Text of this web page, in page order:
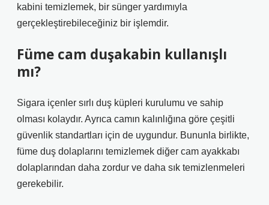
kabini temizlemek, bir sünger yardımıyla
gerçekleştirebileceğiniz bir işlemdir.
Füme cam duşakabin kullanışlı
mı?
Sigara içenler sırlı duş küpleri kurulumu ve sahip
olması kolaydır. Ayrıca camın kalınlığına göre çeşitli
güvenlik standartları için de uygundur. Bununla birlikte,
füme duş dolaplarını temizlemek diğer cam ayakkabı
dolaplarından daha zordur ve daha sık temizlenmeleri
gerekebilir.